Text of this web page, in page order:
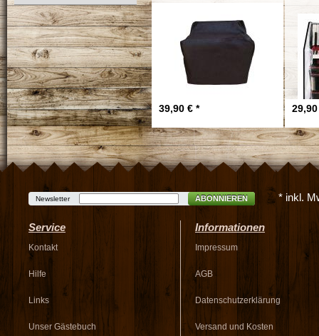
39,90 € *
Newsletter ABONNIEREN * inkl.
Service
Kontakt
Hilfe
Links
Unser Gästebuch
Informationen
Impressum
AGB
Datenschutzerklärung
Versand und Kosten